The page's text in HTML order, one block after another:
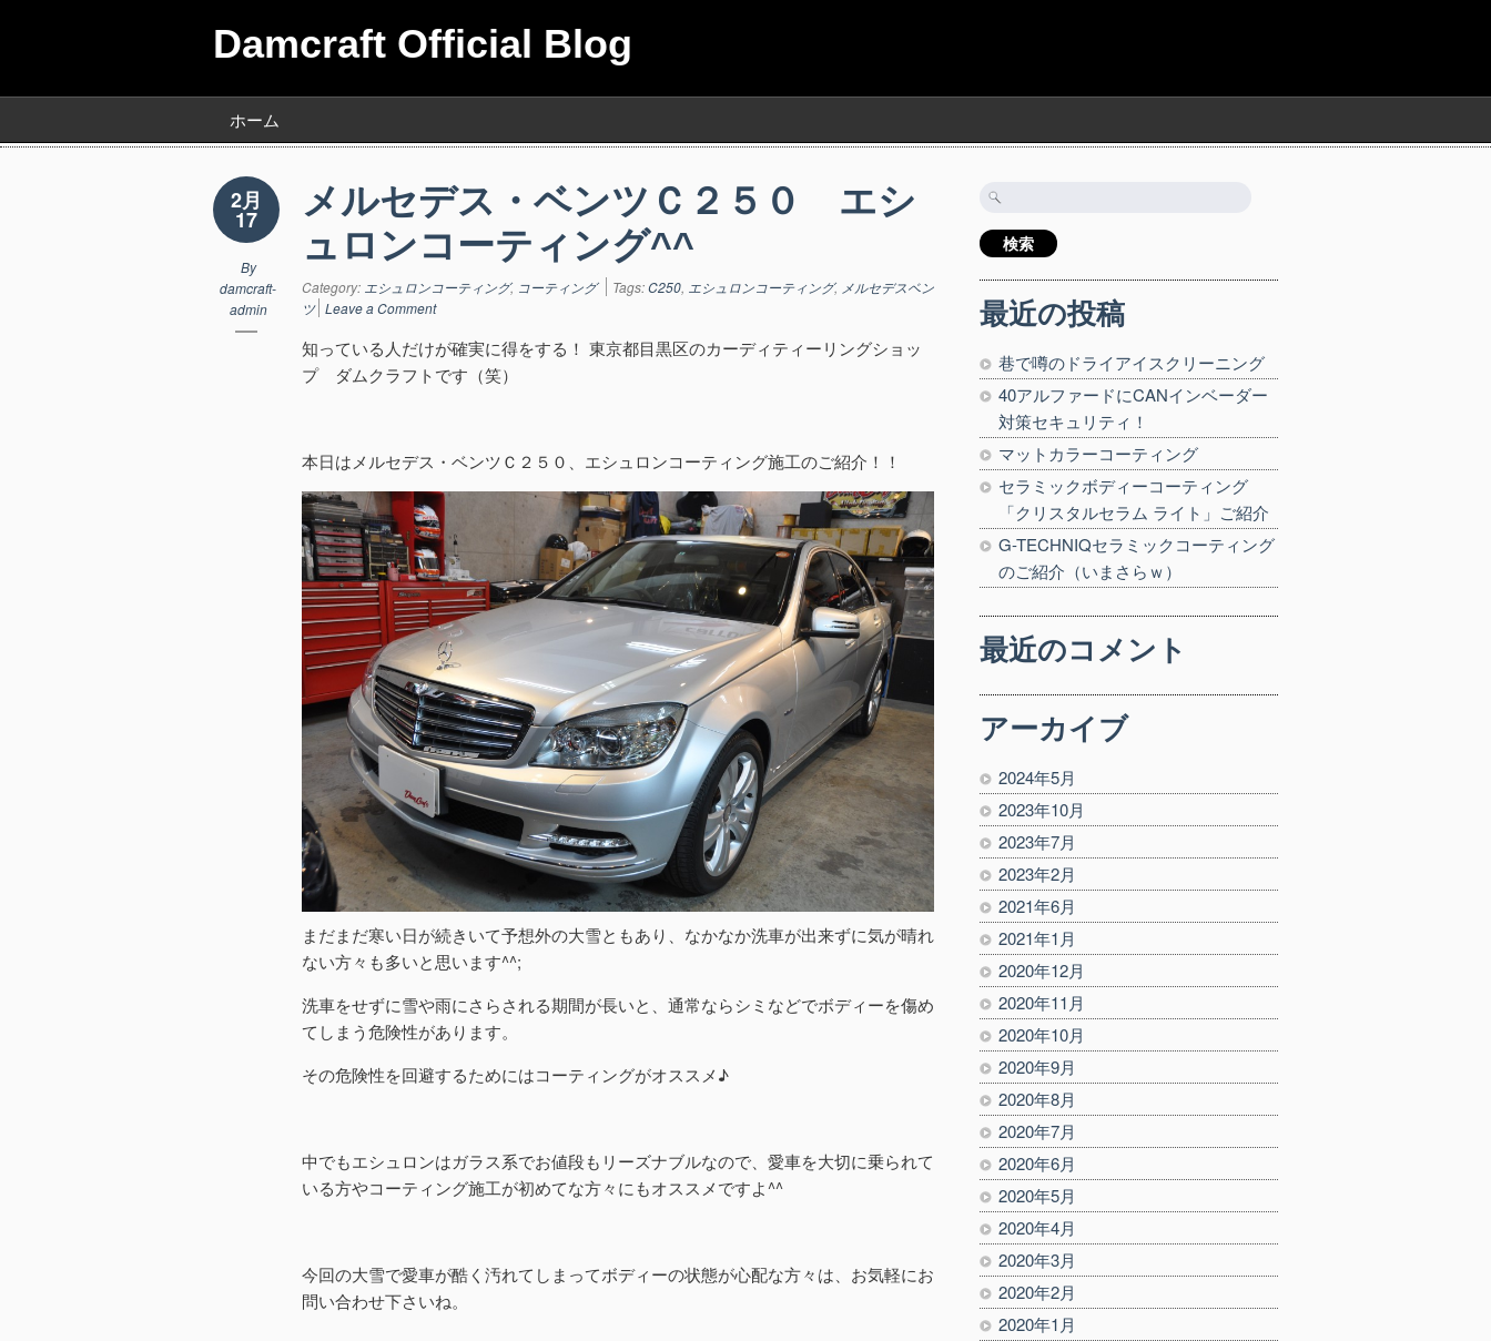
Damcraft Official Blog
ホーム
2月
17
By
damcraft-
admin
メルセデス・ベンツＣ２５０ エシ
ュロンコーティング^^
Category: エシュロンコーティング, コーティング Tags:C250, エシュロンコーティング, メルセデスベン
ツ Leave a Comment
知っている人だけが確実に得をする！ 東京都目黒区のカーディティーリングショッ
プ ダムクラフトです（笑）
本日はメルセデス・ベンツＣ２５０、エシュロンコーティング施工のご紹介！！
まだまだ寒い日が続きいて予想外の大雪ともあり、なかなか洗車が出来ずに気が晴れ
ない方々も多いと思います^^;
洗車をせずに雪や雨にさらされる期間が長いと、通常ならシミなどでボディーを傷め
てしまう危険性があります。
その危険性を回避するためにはコーティングがオススメ♪
中でもエシュロンはガラス系でお値段もリーズナブルなので、愛車を大切に乗られて
いる方やコーティング施工が初めてな方々にもオススメですよ^^
今回の大雪で愛車が酷く汚れてしまってボディーの状態が心配な方々は、お気軽にお
問い合わせ下さいね。
検
最近の投稿
巷で噂のドライアイスクリーニング
40アルファードにCANインベーダー
対策セキュリティ！
マットカラーコーティング
セラミックボディーコーティング
「クリスタルセラム ライト」ご紹介
G-TECHNIQセラミックコーティング
のご紹介（いまさらｗ）
最近のコメント
アーカイブ
2024年5月
2023年10月
2023年7月
2023年2月
2021年6月
2021年1月
2020年12月
2020年11月
2020年10月
2020年9月
2020年8月
2020年7月
2020年6月
2020年5月
2020年4月
2020年3月
2020年2月
2020年1月